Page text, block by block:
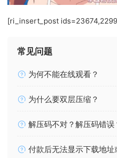
[ri_insert_post
常见问题
为何不能在线观看？
为什么要双层压缩？
解压码不对？解压码错误
付款后无法显示下载地址